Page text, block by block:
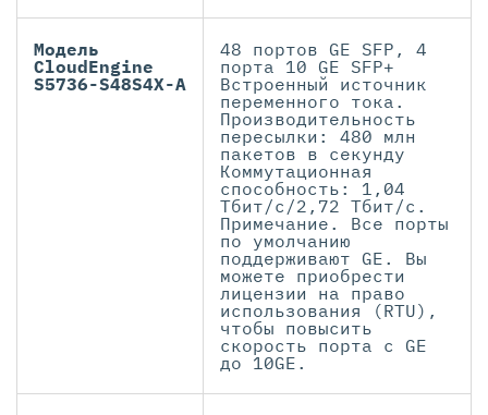
Модель
CloudEngine
S5736-S48S4X-A
48 портов GE SFP, 4
порта 10 GE SFP+
Встроенный источник
переменного тока.
Производительность
пересылки: 480 млн
пакетов в секунду
Коммутационная
способность: 1,04
Тбит/с/2,72 Тбит/с.
Примечание. Все порты
по умолчанию
поддерживают GE. Вы
можете приобрести
лицензии на право
использования (RTU),
чтобы повысить
скорость порта с GE
до 10GE.